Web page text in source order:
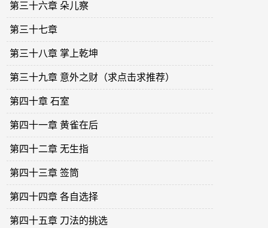
第三十六章 朵儿察
第三十七章
第三十八章 掌上乾坤
第三十九章 意外之财（求点击求推荐）
第四十章 石室
第四十一章 黄雀在后
第四十二章 无生指
第四十三章 签筒
第四十四章 各自选择
第四十五章 刀法的挑选